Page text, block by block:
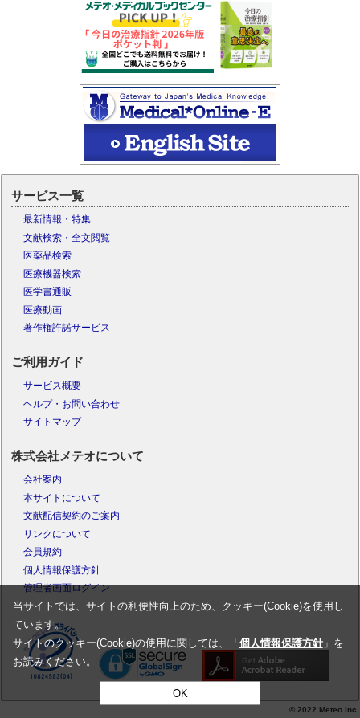
サービス一覧
最新情報・特集
文献検索・全文閲覧
医薬品検索
医療機器検索
医学書通販
医療動画
著作権許諾サービス
ご利用ガイド
サービス概要
ヘルプ・お問い合わせ
サイトマップ
株式会社メテオについて
会社案内
本サイトについて
文献配信契約のご案内
リンクについて
会員規約
個人情報保護方針
管理者画面ログイン
© 2022 Meteo Inc.
当サイトでは、サイトの利便性向上のため、クッキー(Cookie)を使用し
ています。
サイトのクッキー(Cookie)の使用に関しては、「 個人情報保護方針」を
お読みください。
OK